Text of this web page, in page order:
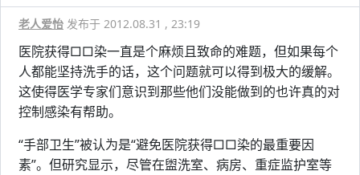
老人爱怡 发布于 2012.08.31 , 23:19
医院获得□□染一直是个麻烦且致命的难题，但如果每个
人都能坚持洗手的话，这个问题就可以得到极大的缓解。
这使得医学专家们意识到那些他们没能做到的也许真的对
控制感染有帮助。
“手部卫生”被认为是“避免医院获得□□染的最重要因
素”。但研究显示，尽管在盥洗室、病房、重症监护室等